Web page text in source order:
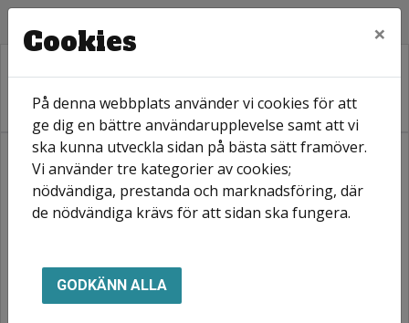
Hem Mina sidor
Mina sidor
Mobilt BankID
Cookies ×
På denna webbplats använder vi cookies för att
ge dig en bättre användarupplevelse samt att vi
ska kunna utveckla sidan på bästa sätt framöver.
Vi använder tre kategorier av cookies;
nödvändiga, prestanda och marknadsföring, där
de nödvändiga krävs för att sidan ska fungera.
GODKÄNN ALLA